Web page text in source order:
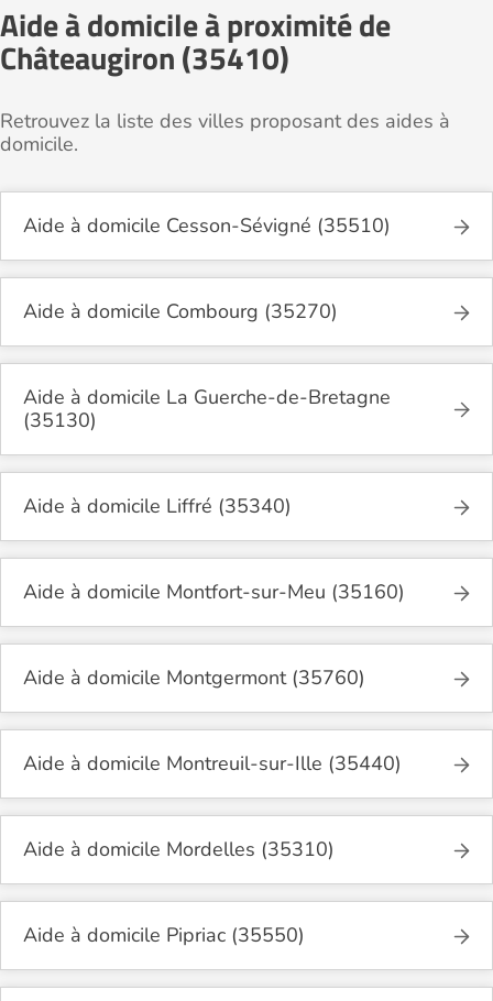
Aide à domicile à proximité de
Châteaugiron (35410)
Retrouvez la liste des villes proposant des aides à
domicile.
Aide à domicile Cesson-Sévigné (35510)
Aide à domicile Combourg (35270)
Aide à domicile La Guerche-de-Bretagne
(35130)
Aide à domicile Liffré (35340)
Aide à domicile Montfort-sur-Meu (35160)
Aide à domicile Montgermont (35760)
Aide à domicile Montreuil-sur-Ille (35440)
Aide à domicile Mordelles (35310)
Aide à domicile Pipriac (35550)